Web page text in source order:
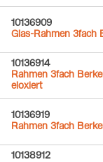
10136909
Glas-Rahmen 3fach
10136914
Rahmen 3fach
eloxiert
10136919
Rahmen 3fach
10138912